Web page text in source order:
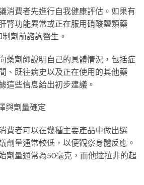
消費者先進行自我健康評估。如果有
腎功能異常或正在服用硝酸鹽類藥
劑前諮詢醫生。
藥劑師說明自己的具體情況，包括症
、既往病史以及正在使用的其他藥
這些信息給出初步建議。
與劑量確定
費者可以在幾種主要產品中做出選
劑量通常較低，以便觀察身體反應。
劑量通常為50毫克，而他達拉非的起